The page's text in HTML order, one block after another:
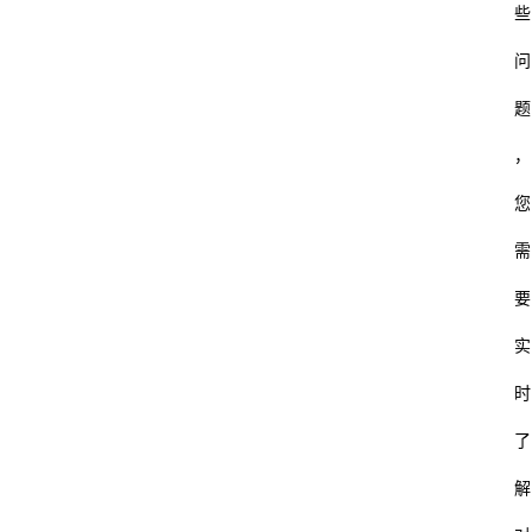
些
问
题
，
您
需
要
实
时
了
解